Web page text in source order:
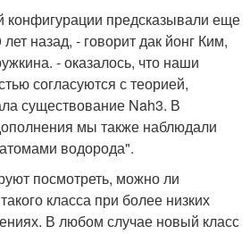
конфигурации предсказывали еще
назад, - говорит дак йонг Ким,
- оказалось, что наши
согласуются с теорией,
существование Nah3. В
мы также наблюдали
водорода".
посмотреть, можно ли
класса при более низких
В любом случае новый класс